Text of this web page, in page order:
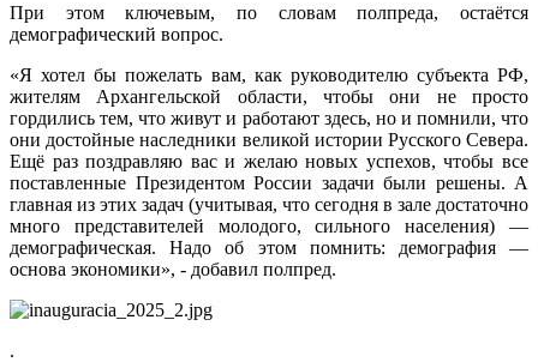
При этом ключевым, по словам полпреда, остаётся
демографический вопрос.
«Я хотел бы пожелать вам, как руководителю субъекта РФ,
жителям Архангельской области, чтобы они не просто
гордились тем, что живут и работают здесь, но и помнили, что
они достойные наследники великой истории Русского Севера.
Ещё раз поздравляю вас и желаю новых успехов, чтобы все
поставленные Президентом России задачи были решены. А
главная из этих задач (учитывая, что сегодня в зале достаточно
много представителей молодого, сильного населения) —
демографическая. Надо об этом помнить: демография —
основа экономики», - добавил полпред.
.